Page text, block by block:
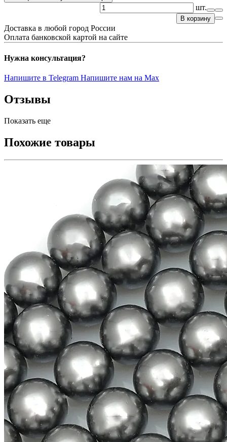
шт.
В корзину
Доставка в любой город России
Оплата банковской картой на сайте
Нужна консультация?
Напишите в Telegram Напишите нам на Max
Отзывы
Показать еще
Похожие товары